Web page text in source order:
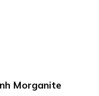
Morganite